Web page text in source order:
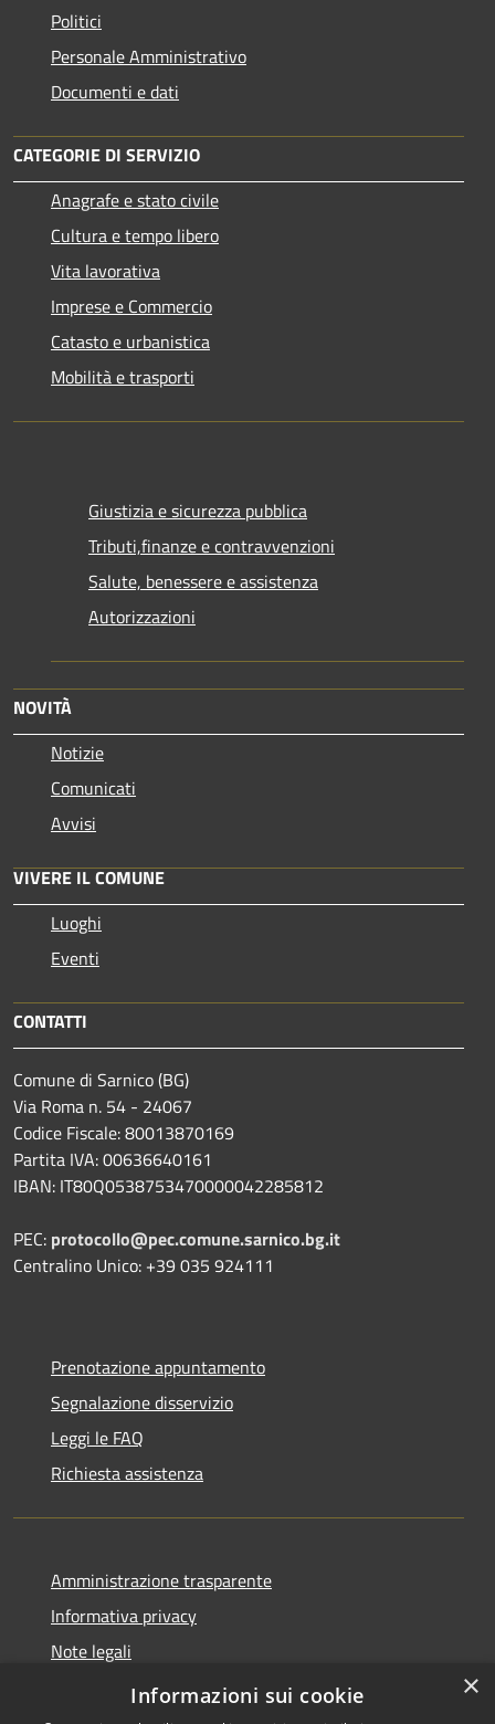
Politici
Personale Amministrativo
Documenti e dati
CATEGORIE DI SERVIZIO
Anagrafe e stato civile
Cultura e tempo libero
Vita lavorativa
Imprese e Commercio
Catasto e urbanistica
Mobilità e trasporti
Giustizia e sicurezza pubblica
Tributi,finanze e contravvenzioni
Salute, benessere e assistenza
Autorizzazioni
NOVITÀ
Notizie
Comunicati
Avvisi
VIVERE IL COMUNE
Luoghi
Eventi
CONTATTI
Comune di Sarnico (BG)
Via Roma n. 54 - 24067
Codice Fiscale: 80013870169
Partita IVA: 00636640161
IBAN: IT80Q0538753470000042285812
PEC: protocollo@pec.comune.sarnico.bg.it
Centralino Unico: +39 035 924111
Prenotazione appuntamento
Segnalazione disservizio
Leggi le FAQ
Richiesta assistenza
Amministrazione trasparente
Informativa privacy
Note legali
Dichiarazione di accessibilità
×
Informazioni sui cookie